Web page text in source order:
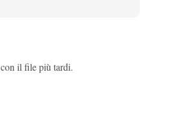
il file più tardi.